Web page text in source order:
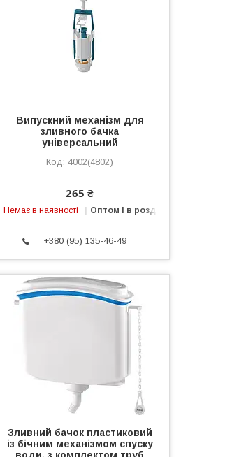
Випускний механізм для
зливного бачка
універсальний
4002(4802)
265 ₴
Немає в наявності Оптом і в роздріб
+380 (95) 135-46-49
Зливний бачок пластиковий
із бічним механізмом спуску